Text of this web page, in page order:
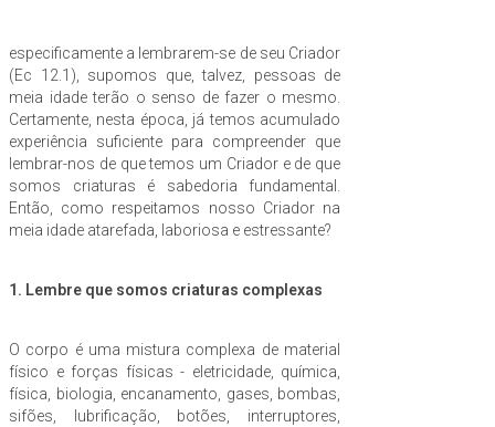
especificamente a lembrarem-se de seu Criador
(Ec 12.1), supomos que, talvez, pessoas de
meia idade terão o senso de fazer o mesmo.
Certamente, nesta época, já temos acumulado
experiência suficiente para compreender que
lembrar-nos de que temos um Criador e de que
somos criaturas é sabedoria fundamental.
Então, como respeitamos nosso Criador na
meia idade atarefada, laboriosa e estressante?
1. Lembre que somos criaturas complexas
O corpo é uma mistura complexa de material
físico e forças físicas - eletricidade, química,
física, biologia, encanamento, gases, bombas,
sifões, lubrificação, botões, interruptores,